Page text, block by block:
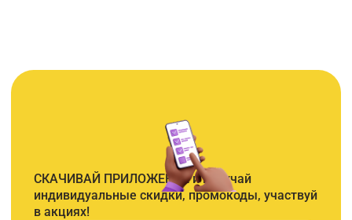
СКАЧИВАЙ ПРИЛОЖЕНИЕ и получай
индивидуальные скидки, промокоды, участвуй
в акциях!